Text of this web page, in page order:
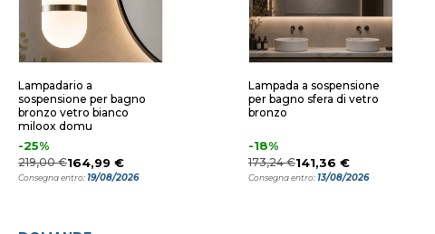
Lampadario a
sospensione per bagno
bronzo vetro bianco
miloox domu
-25%
219,00 €164,99 €
Consegna entro:19/08/2026
Lampada a sospensione
per bagno sfera di vetro
bronzo
-18%
173,24 €141,36 €
Consegna entro:13/08/2026